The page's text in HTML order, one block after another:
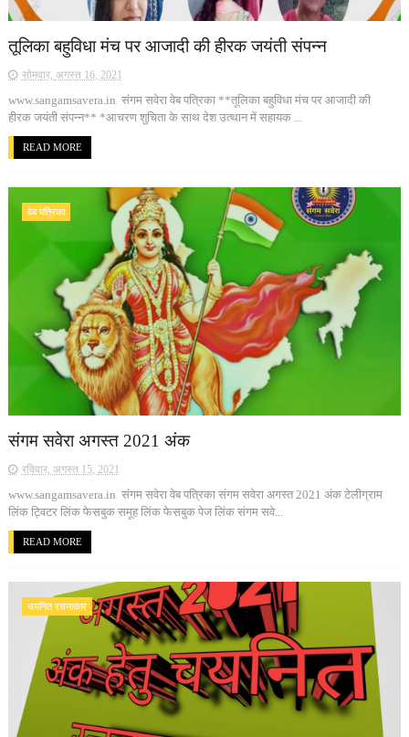
तूलिका बहुविधा मंच पर आजादी की हीरक जयंती संपन्न
सोमवार, अगस्त 16, 2021
www.sangamsavera.in संगम सवेरा वेब पत्रिका **तूलिका बहुविधा मंच पर आजादी की
हीरक जयंती संपन्न** *आचरण शुचिता के साथ देश उत्थान में सहायक ...
READ MORE
वेब पत्रिका
संगम सवेरा अगस्त 2021 अंक
रविवार, अगस्त 15, 2021
www.sangamsavera.in संगम सवेरा वेब पत्रिका संगम सवेरा अगस्त 2021 अंक टेलीग्राम
लिंक ट्विटर लिंक फेसबुक समूह लिंक फेसबुक पेज लिंक संगम सवे...
READ MORE
चयनित रचनाकार